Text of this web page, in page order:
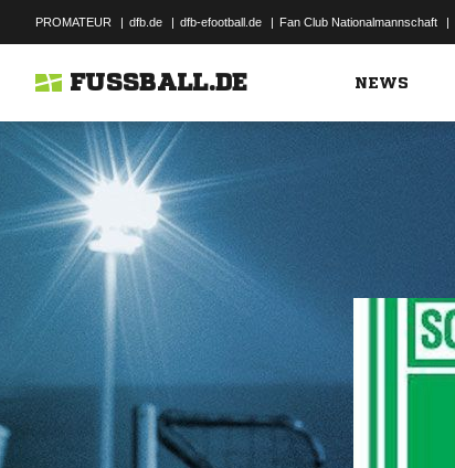
PROMATEUR | dfb.de | dfb-efootball.de | Fan Club Nationalmannschaft |
FUSSBALL.DE NEWS